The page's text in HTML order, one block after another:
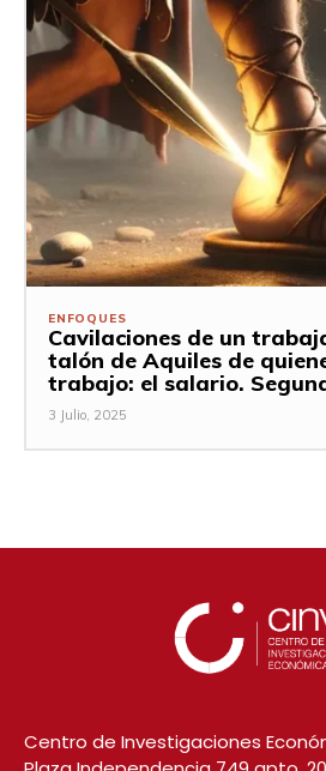
ENFOQUES
Cavilaciones de un
talón de Aquiles de
trabajo: el salario.
3 Julio, 2025
Centro de Investigaciones